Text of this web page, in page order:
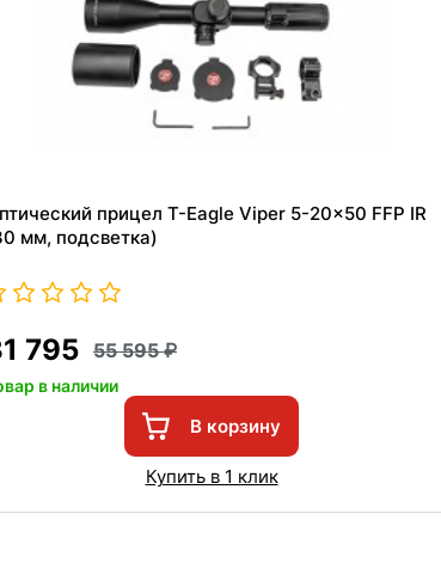
прицел T-Eagle Viper 5-20x50 FFP IR
мм, подсветка)
795 55 595
в наличии
В корзину
Купить в 1 клик